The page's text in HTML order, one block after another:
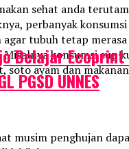
sehat anda
perbanyak
tubuh tetap
konsumsi sup
soto ayam dan
musim penghujan
Belajar
PGSD UNNES